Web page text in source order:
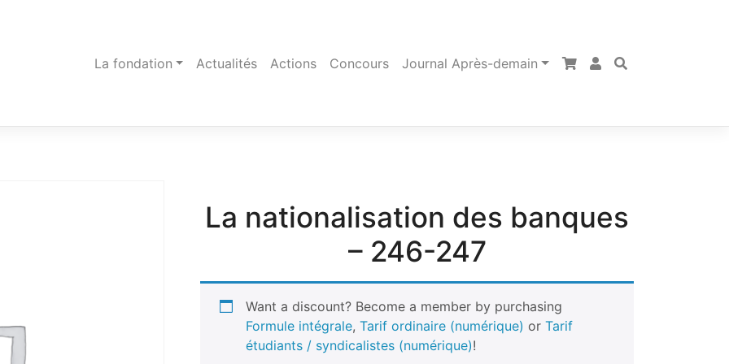
La fondation
Actualités Actions Concours Journal Après-demain
La nationalisation des banques
– 246-247
Want a discount? Become a member by purchasing
Formule intégrale,Tarif ordinaire (numérique) orTarif
étudiants / syndicalistes (numérique)!